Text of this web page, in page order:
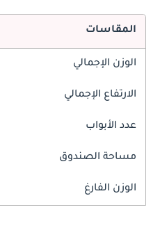
المقاسات
الوزن الإجمالي
الارتفاع الإجمالي
عدد الأبواب
مساحة الصندوق
الوزن الفارغ